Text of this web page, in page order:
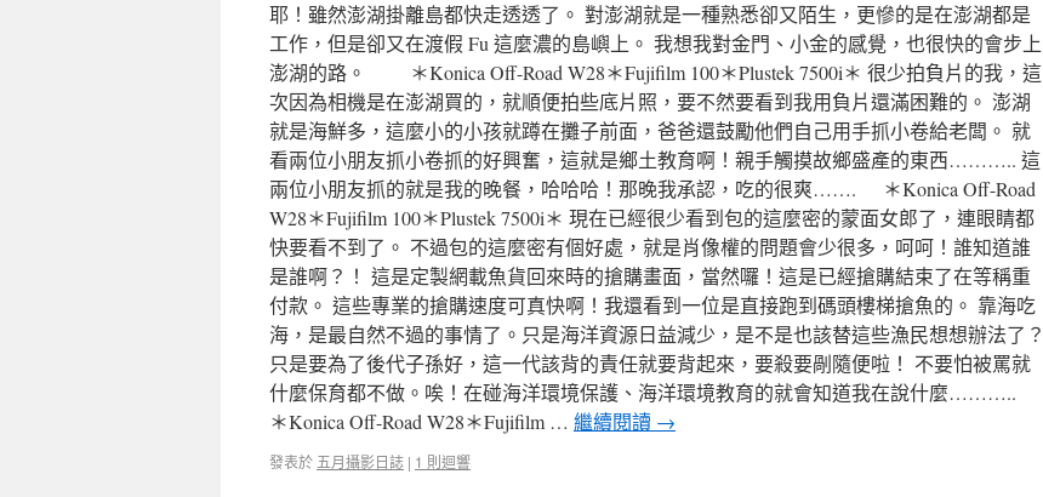
耶！雖然澎湖掛離島都快走透透了。 對澎湖就是一種熟悉卻又陌生，更慘的是在澎湖都是
工作，但是卻又在渡假 Fu 這麼濃的島嶼上。 我想我對金門、小金的感覺，也很快的會步上
澎湖的路。 ＊Konica Off-Road W28＊Fujifilm 100＊Plustek 7500i＊ 很少拍負片的我，這
次因為相機是在澎湖買的，就順便拍些底片照，要不然要看到我用負片還滿困難的。 澎湖
就是海鮮多，這麼小的小孩就蹲在攤子前面，爸爸還鼓勵他們自己用手抓小卷給老闆。 就
看兩位小朋友抓小卷抓的好興奮，這就是鄉土教育啊！親手觸摸故鄉盛產的東西……….. 這
兩位小朋友抓的就是我的晚餐，哈哈哈！那晚我承認，吃的很爽……. ＊Konica Off-Road
W28＊Fujifilm 100＊Plustek 7500i＊ 現在已經很少看到包的這麼密的蒙面女郎了，連眼睛都
快要看不到了。 不過包的這麼密有個好處，就是肖像權的問題會少很多，呵呵！誰知道誰
是誰啊？！ 這是定製網載魚貨回來時的搶購畫面，當然囉！這是已經搶購結束了在等稱重
付款。 這些專業的搶購速度可真快啊！我還看到一位是直接跑到碼頭樓梯搶魚的。 靠海吃
海，是最自然不過的事情了。只是海洋資源日益減少，是不是也該替這些漁民想想辦法了？
只是要為了後代子孫好，這一代該背的責任就要背起來，要殺要剮隨便啦！ 不要怕被罵就
什麼保育都不做。唉！在碰海洋環境保護、海洋環境教育的就會知道我在說什麼………..
＊Konica Off-Road W28＊Fujifilm … 繼續閱讀 →
發表於 五月攝影日誌 | 1 則迴響